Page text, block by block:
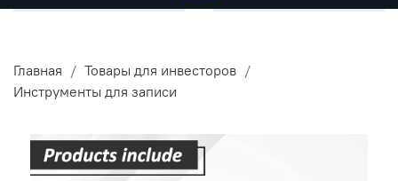
Главная
Товары для инвесторов
Инструменты для записи